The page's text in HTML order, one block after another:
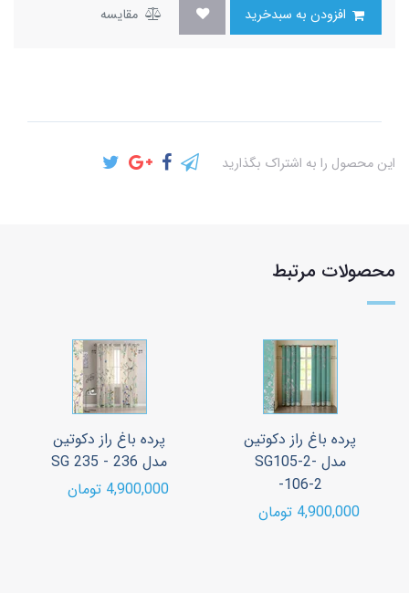
مقایسه
این محصول را به اشتراک بگذارید
محصولات مرتبط
پرده باغ راز دکوتین
مدل SG105-2-
106-2-
4,900,000 تومان
پرده باغ راز دکوتین
مدل SG 235 - 236
4,900,000 تومان